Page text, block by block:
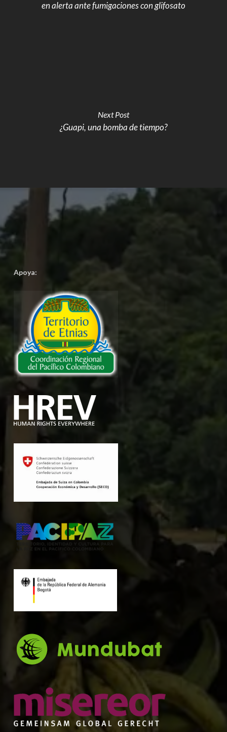
en alerta ante fumigaciones con glifosato
Next Post
¿Guapi, una bomba de tiempo?
Apoya: